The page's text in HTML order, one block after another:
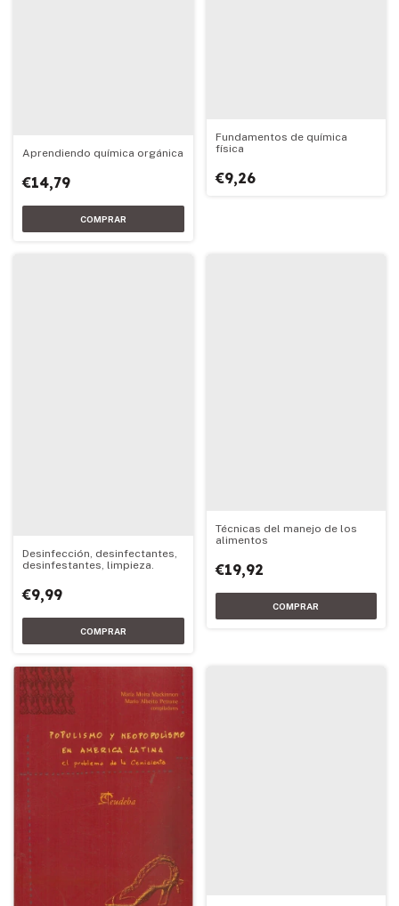
Aprendiendo química orgánica
€14,79
Fundamentos de química
física
€9,26
Desinfección, desinfectantes,
desinfestantes, limpieza.
€9,99
Técnicas del manejo de los
alimentos
€19,92